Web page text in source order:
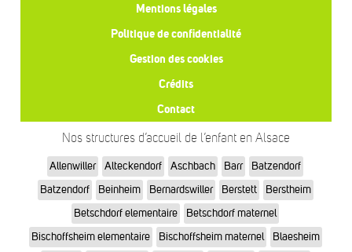
Mentions légales
Politique de confidentialité
Gestion des cookies
Crédits
Contact
Nos structures d’accueil de l’enfant en Alsace
Allenwiller Alteckendorf Aschbach Barr
Batzendorf
Batzendorf
Beinheim Bernardswiller Berstett
Berstheim
Betschdorf elementaire
Betschdorf maternel
Bischoffsheim elementaire
Bischoffsheim maternel
Blaesheim